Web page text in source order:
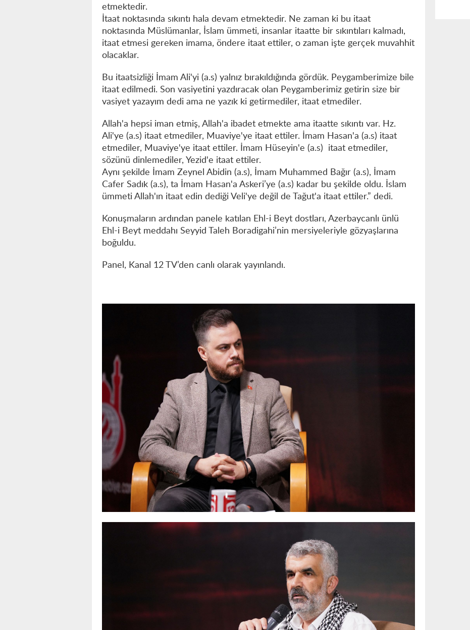
etmektedir.
İtaat noktasında sıkıntı hala devam etmektedir. Ne zaman ki bu itaat
noktasında Müslümanlar, İslam ümmeti, insanlar itaatte bir sıkıntıları kalmadı,
itaat etmesi gereken imama, öndere itaat ettiler, o zaman işte gerçek muvahhit
olacaklar.
Bu itaatsizliği İmam Ali'yi (a.s) yalnız bırakıldığında gördük. Peygamberimize bile
itaat edilmedi. Son vasiyetini yazdıracak olan Peygamberimiz getirin size bir
vasiyet yazayım dedi ama ne yazık ki getirmediler, itaat etmediler.
Allah'a hepsi iman etmiş, Allah'a ibadet etmekte ama itaatte sıkıntı var. Hz.
Ali'ye (a.s) itaat etmediler, Muaviye'ye itaat ettiler. İmam Hasan'a (a.s) itaat
etmediler, Muaviye'ye itaat ettiler. İmam Hüseyin'e (a.s) itaat etmediler,
sözünü dinlemediler, Yezid'e itaat ettiler.
Aynı şekilde İmam Zeynel Abidin (a.s), İmam Muhammed Bağır (a.s), İmam
Cafer Sadık (a.s), ta İmam Hasan'a Askeri’ye (a.s) kadar bu şekilde oldu. İslam
ümmeti Allah'ın itaat edin dediği Veli'ye değil de Tağut'a itaat ettiler.” dedi.
Konuşmaların ardından panele katılan Ehl-i Beyt dostları, Azerbaycanlı ünlü
Ehl-i Beyt meddahı Seyyid Taleh Boradigahi’nin mersiyeleriyle gözyaşlarına
boğuldu.
Panel, Kanal 12 TV’den canlı olarak yayınlandı.